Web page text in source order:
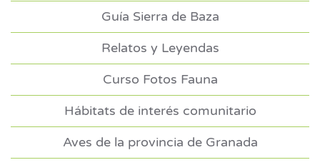
Guía Sierra de Baza
Relatos y Leyendas
Curso Fotos Fauna
Hábitats de interés comunitario
Aves de la provincia de Granada